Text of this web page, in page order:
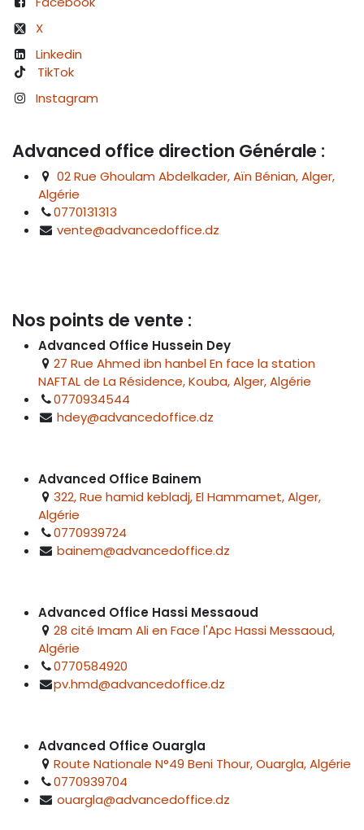
X
Linkedin
TikTok
Instagram
Advanced office direction Générale :
02 Rue Ghoulam Abdelkader, Aïn Bénian, Alger,
Algérie
0770131313
vente@advancedoffice.dz
Nos points de vente :
Advanced Office Hussein Dey
27 Rue Ahmed ibn hanbel En face la station
NAFTAL de La Résidence, Kouba, Alger, Algérie
0770934544
hdey@advancedoffice.dz
Advanced Office Bainem
322, Rue hamid kebladj, El Hammamet, Alger,
Algérie
0770939724
bainem@advancedoffice.dz
Advanced Office Hassi Messaoud
28 cité Imam Ali en Face l'Apc Hassi Messaoud,
Algérie
0770584920
pv.hmd@advancedoffice.dz
Advanced Office Ouargla
Route Nationale N°49 Beni Thour, Ouargla, Algérie
0770939704
ouargla@advancedoffice.dz